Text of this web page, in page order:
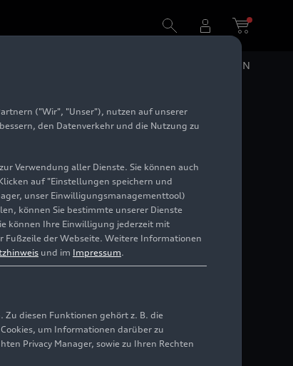
EN
("Wir", "Unser"), nutzen auf unserer
den Datenverkehr und die Nutzung zu
Verwendung aller Dienste. Sie können auch
auf "Einstellungen speichern und
unser Einwilligungsmanagementtool)
können Sie bestimmte unserer Dienste
können Ihre Einwilligung jederzeit mit
der Webseite. Weitere Informationen
und im Impressum.
diesen Funktionen gehört z. B. die
um Informationen darüber zu
Privacy Manager, sowie zu Ihren Rechten